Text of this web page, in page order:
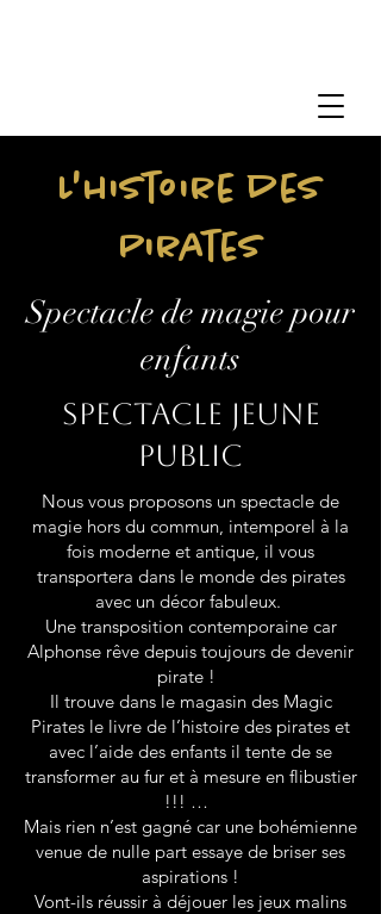
L'histoire des
Pirates
Spectacle de magie pour
enfants
Spectacle jeune
public
Nous vous proposons un spectacle de
magie hors du commun, intemporel à la
fois moderne et antique, il vous
transportera dans le monde des pirates
avec un décor fabuleux.
Une transposition contemporaine car
Alphonse rêve depuis toujours de devenir
pirate !
Il trouve dans le magasin des Magic
Pirates le livre de l’histoire des pirates et
avec l’aide des enfants il tente de se
transformer au fur et à mesure en flibustier
!!! …
Mais rien n’est gagné car une bohémienne
venue de nulle part essaye de briser ses
aspirations !
Vont-ils réussir à déjouer les jeux malins